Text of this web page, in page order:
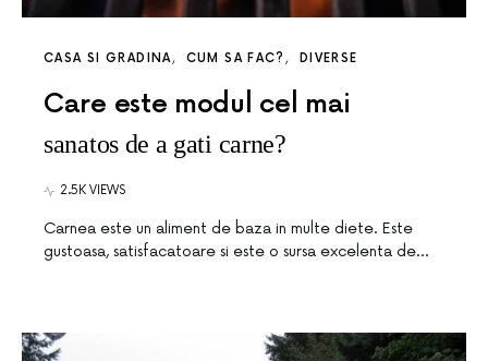
CASA SI GRADINA CUM SA FAC? DIVERSE
Care este modul cel mai
sanatos de a gati carne?
2.5K VIEWS
Carnea este un aliment de baza in multe diete. Este
gustoasa, satisfacatoare si este o sursa excelenta de…